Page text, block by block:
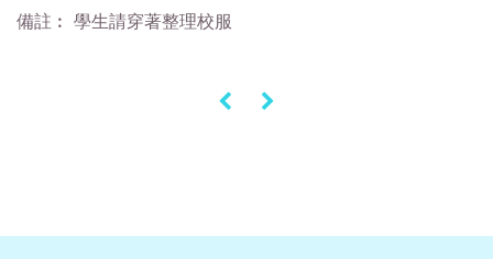
備註︰ 學生請穿著整理校服
« »